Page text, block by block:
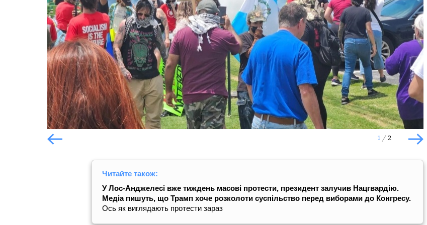
1 2
Попередній слайд Наступний слайд
Читайте також:
У Лос-Анджелесі вже тиждень масові протести, президент залучив Нацгвардію.
Медіа пишуть, що Трамп хоче розколоти суспільство перед виборами до Конгресу.
Ось як виглядають протести зараз